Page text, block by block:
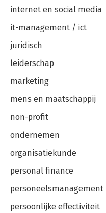
internet en social media
it-management / ict
juridisch
leiderschap
marketing
mens en maatschappij
non-profit
ondernemen
organisatiekunde
personal finance
personeelsmanagement
persoonlijke effectiviteit